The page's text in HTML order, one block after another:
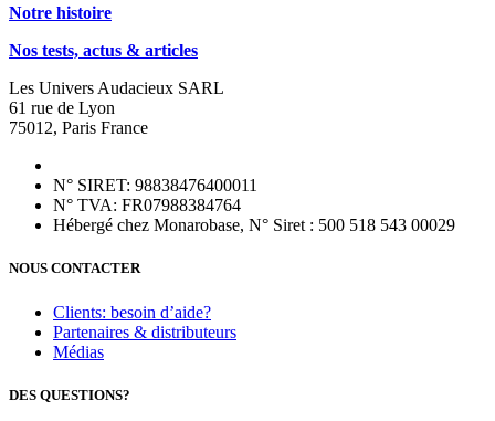
Notre histoire
Nos tests, actus & articles
Les Univers Audacieux SARL
61 rue de Lyon
75012, Paris France
N° SIRET: 98838476400011
N° TVA: FR07988384764
Hébergé chez Monarobase, N° Siret : 500 518 543 00029
NOUS CONTACTER
Clients: besoin d’aide?
Partenaires & distributeurs
Médias
DES QUESTIONS?